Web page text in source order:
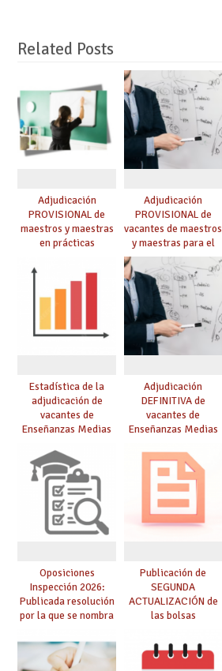
Related Posts
Adjudicación
PROVISIONAL de
maestros y maestras
en prácticas
Adjudicación
PROVISIONAL de
vacantes de maestros
y maestras para el
curso 26-27
Estadística de la
adjudicación de
vacantes de
Enseñanzas Medias
Adjudicación
DEFINITIVA de
vacantes de
Enseñanzas Medias
Oposiciones
Inspección 2026:
Publicada resolución
por la que se nombra
prácticas, se regulan
dichas prácticas y se
Publicación de
SEGUNDA
ACTUALIZACIÓN de
las bolsas
Cuerpo de Maestros
de especialidades